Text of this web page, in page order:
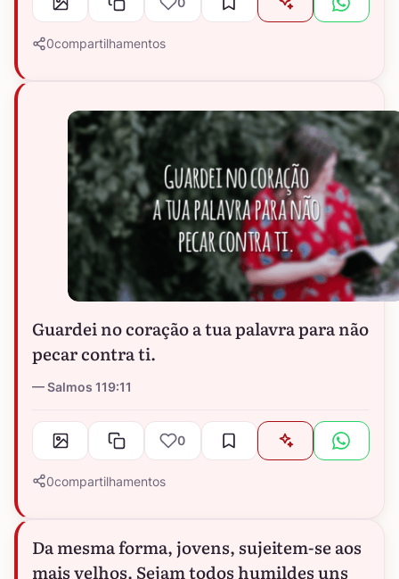
0compartilhamentos
Guardei no coração a tua palavra para não
pecar contra ti.
Salmos 119:11
0
0compartilhamentos
Da mesma forma, jovens, sujeitem-se aos
mais velhos. Sejam todos humildes uns